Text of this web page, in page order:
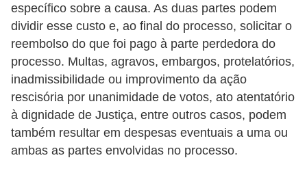
específico sobre a causa. As duas partes podem
dividir esse custo e, ao final do processo, solicitar o
reembolso do que foi pago à parte perdedora do
processo. Multas, agravos, embargos, protelatórios,
inadmissibilidade ou improvimento da ação
rescisória por unanimidade de votos, ato atentatório
à dignidade de Justiça, entre outros casos, podem
também resultar em despesas eventuais a uma ou
ambas as partes envolvidas no processo.
i
r
a
s
C
â
m